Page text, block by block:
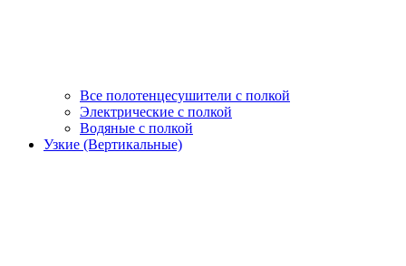
Все полотенцесушители с полкой
Электрические с полкой
Водяные с полкой
Узкие (Вертикальные)